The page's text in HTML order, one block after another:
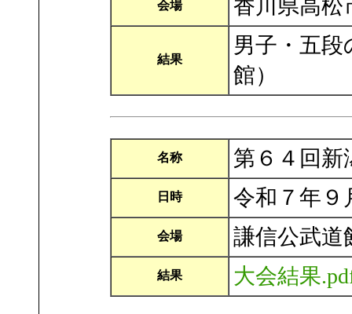
会場 香川県高
結果
男子・五
館）
名称 第６４回新
日時 令和７年９
会場 謙信公武道
結果 大会結果